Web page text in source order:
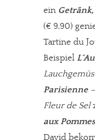
ein
(€ 9,90)
Tartine du
Beispiel
Parisienne–
Fleur de Sel
aux Pommes
David